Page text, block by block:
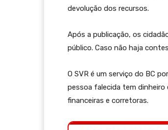
devolução dos recursos.
Após a publicação, os
público. Caso não haja
O SVR é um serviço do BC
pessoa falecida tem
financeiras e corretoras.